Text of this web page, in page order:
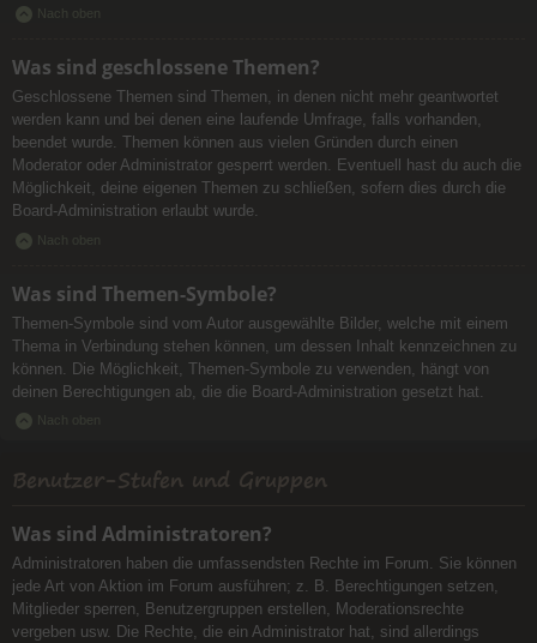
Nach oben
Was sind geschlossene Themen?
Geschlossene Themen sind Themen, in denen nicht mehr geantwortet
werden kann und bei denen eine laufende Umfrage, falls vorhanden,
beendet wurde. Themen können aus vielen Gründen durch einen
Moderator oder Administrator gesperrt werden. Eventuell hast du auch die
Möglichkeit, deine eigenen Themen zu schließen, sofern dies durch die
Board-Administration erlaubt wurde.
Nach oben
Was sind Themen-Symbole?
Themen-Symbole sind vom Autor ausgewählte Bilder, welche mit einem
Thema in Verbindung stehen können, um dessen Inhalt kennzeichnen zu
können. Die Möglichkeit, Themen-Symbole zu verwenden, hängt von
deinen Berechtigungen ab, die die Board-Administration gesetzt hat.
Nach oben
Benutzer-Stufen und Gruppen
Was sind Administratoren?
Administratoren haben die umfassendsten Rechte im Forum. Sie können
jede Art von Aktion im Forum ausführen; z. B. Berechtigungen setzen,
Mitglieder sperren, Benutzergruppen erstellen, Moderationsrechte
vergeben usw. Die Rechte, die ein Administrator hat, sind allerdings